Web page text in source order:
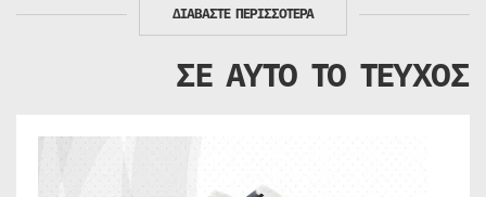
ΔΙΑΒΑΣΤΕ ΠΕΡΙΣΣΟΤΕΡΑ
ΣΕ ΑΥΤΟ ΤΟ ΤΕΥΧΟΣ